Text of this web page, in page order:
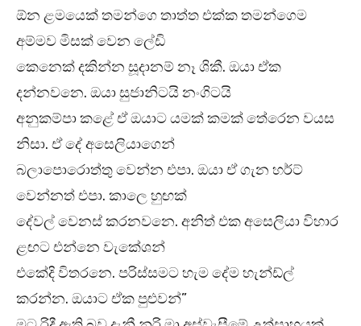
ඕන ළමයෙක් තමන්ගෙ තාත්ත එක්ක තමන්ගෙම
අම්මව මිසක් වෙන ලේඩි
කෙනෙක් දකින්න සූදානම් නෑ ශිකී. ඔයා ඒක
දන්නවනෙ. ඔයා සුජානිටයි නංගිටයි
අනුකම්පා කළේ ඒ ඔයාට යමක් කමක් තේරෙන වයස
නිසා. ඒ දේ අසෙලියාගෙන්
බලාපොරොත්තු වෙන්න එපා. ඔයා ඒ ගැන හර්ට්
වෙන්නත් එපා. කාලෙ හුඟක්
දේවල් වෙනස් කරනවනෙ. අනිත් එක අසෙලියා විහාර
ළඟට එන්නෙ වැකේශන්
එකේදි විතරනෙ. පරිස්සමට හැම දේම හැන්ඩ්ල්
කරන්න. ඔයාට ඒක පුළුවන්”